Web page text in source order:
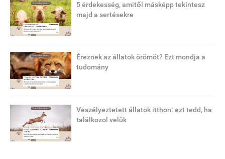
5 érdekesség, amitől másképp tekintesz
majd a sertésekre
Éreznek az állatok örömöt? Ezt mondja a
tudomány
Veszélyeztetett állatok itthon: ezt tedd, ha
találkozol velük